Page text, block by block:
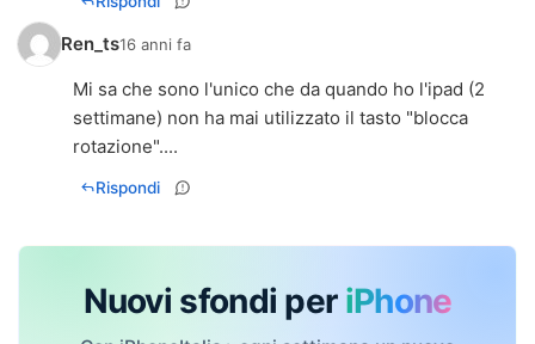
Ren_ts16 anni fa
Mi sa che sono l'unico che da quando ho l'ipad (2
settimane) non ha mai utilizzato il tasto "blocca
rotazione"....
Rispondi
Nuovi sfondi per iPhone